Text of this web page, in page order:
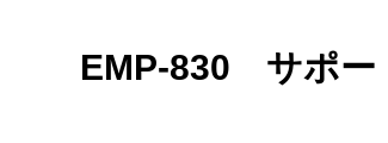
EMP-830 サポー